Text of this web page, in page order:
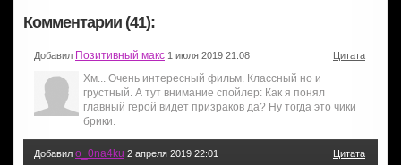
Комментарии (41):
Добавил Позитивный макс 1 июля 2019 21:08 Цитата
Хм... Очень интересный фильм. Классный но и
грустный. А тут внимание спойлер: Как я понял
главный герой видет призраков да? Ну тогда это чики
брики.
Добавил o_0na4ku 2 апреля 2019 22:01 Цитата